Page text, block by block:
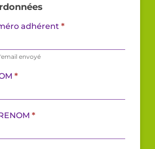
adhérent *
envoyé
*
*